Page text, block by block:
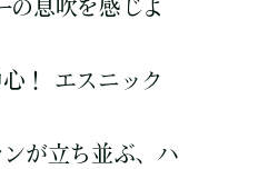
の息吹を感じよ
！ エスニック
が立ち並ぶ、ハ